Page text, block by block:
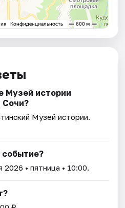
Музей истории
Сочи?
Музей истории.
событие?
2026 • пятница • 10:00.